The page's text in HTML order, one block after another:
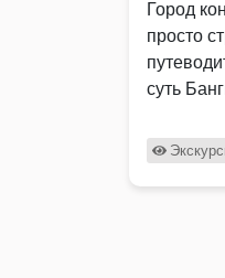
Город
просто
суть